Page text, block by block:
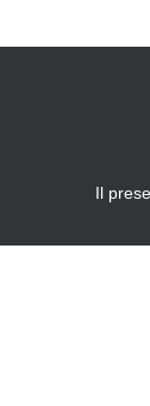
Il